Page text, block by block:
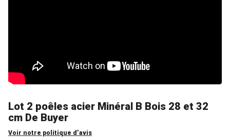
Lot 2 poêles acier Minéral B Bois 28 et 32
cm De Buyer
Voir notre politique d’avis